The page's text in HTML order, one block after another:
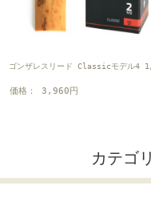
ゴンザレスリード Classicモデル4
価格： 3,960円
カテゴ